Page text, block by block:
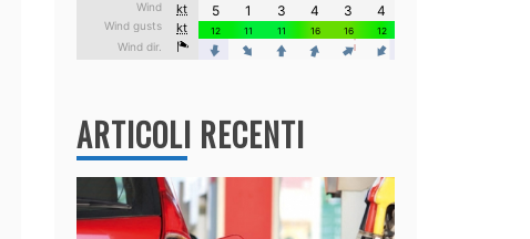
ARTICOLI RECENTI